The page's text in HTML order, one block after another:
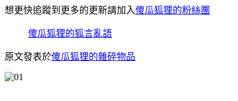
想更快追蹤到更多的更新請加入傻瓜狐狸的粉絲團
傻瓜狐狸的狐言亂語
原文發表於傻瓜狐狸的雜碎物品